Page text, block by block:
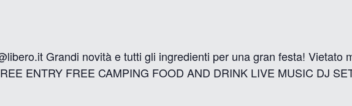
Grandi novità e tutti gli ingredienti per una gran festa! Vietato
ENTRY FREE CAMPING FOOD AND DRINK LIVE MUSIC DJ